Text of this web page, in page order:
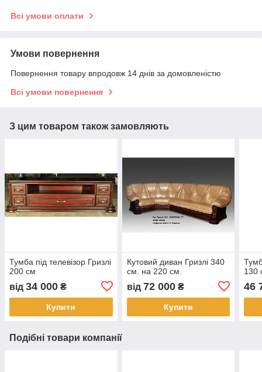
Всі умови оплати
Умови повернення
Повернення товару впродовж 14 днів за домовленістю
Всі умови повернення
З цим товаром також замовляють
Тумба під телевізор Гризлі
200 см
від 34 000 ₴
Купити
Кутовий диван Гризлі 340
см. на 220 см.
від 72 000₴
Купити
130
46
Подібні товари компанії